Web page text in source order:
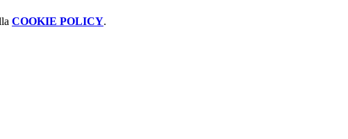
COOKIE POLICY.